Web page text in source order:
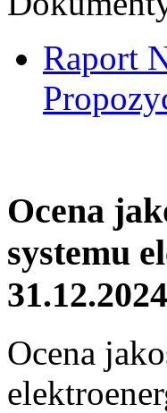
Raport
Ocena
systemu
Ocena